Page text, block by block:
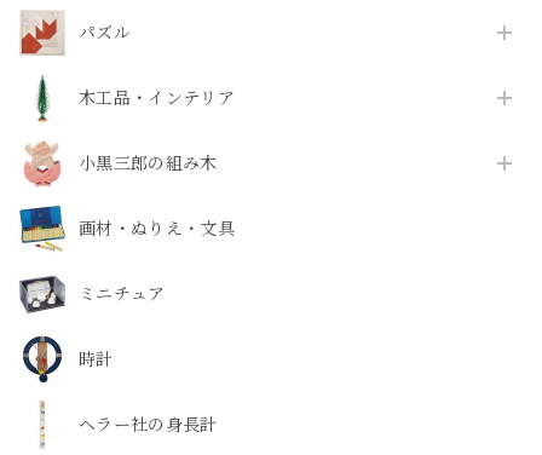
パズル
木工品・インテリア
小黒三郎の組み木
画材・ぬりえ・文具
ミニチュア
時計
ヘラー社の身長計